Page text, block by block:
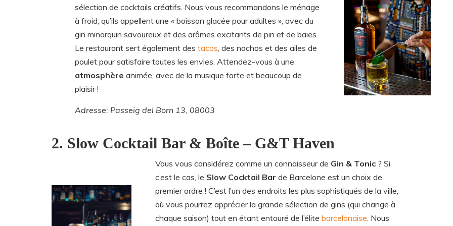
sélection de cocktails créatifs. Nous vous recommandons le ménage
à froid, qu’ils appellent une « boisson glacée pour adultes », avec du
gin minorquin savoureux et des arômes excitants de pin et de baies.
Le restaurant sert également destacos, des nachos et des ailes de
poulet pour satisfaire toutes les envies. Attendez-vous à une
atmosphèreanimée, avec de la musique forte et beaucoup de
plaisir !
Adresse: Passeig del Born 13, 08003
2. Slow Cocktail Bar & Boîte – G&T Haven
Vous vous considérez comme un connaisseur de Gin & Tonic? Si
c’est le cas, le Slow Cocktail Bar de Barcelone est un choix de
premier ordre ! C’est l’un des endroits les plus sophistiqués de la ville,
où vous pourrez apprécier la grande sélection de gins (qui change à
chaque saison) tout en étant entouré de l’élite barcelonaise. Nous